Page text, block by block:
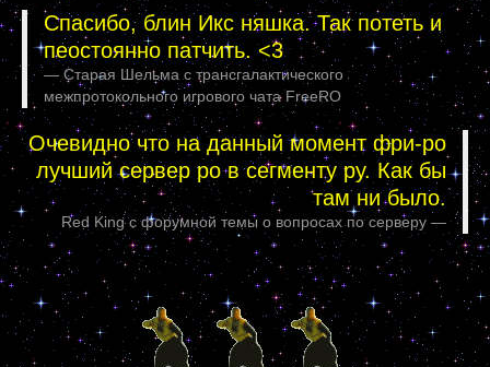
Спасибо, блин Икс няшка. Так потеть и
пеостоянно патчить. <3
Старая Шельма с трансгалактического
межпротокольного игрового чата FreeRO
Очевидно что на данный момент фри-ро
лучший сервер ро в сегменту ру. Как бы
там ни было.
Red King с форумной темы о вопросах по серверу